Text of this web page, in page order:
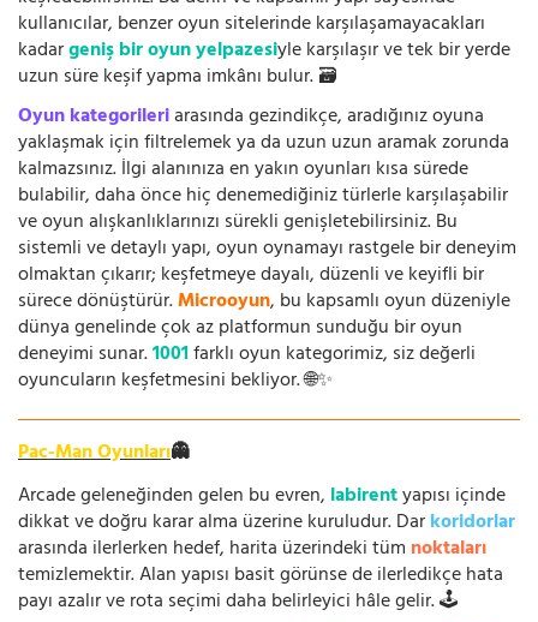
kullanıcılar, benzer oyun sitelerinde karşılaşamayacakları
kadargeniş bir oyun yelpazesiyle karşılaşır ve tek bir yerde
uzun süre keşif yapma imkânı bulur. 🗃️
Oyun kategorileriarasında gezindikçe, aradığınız oyuna
yaklaşmak için filtrelemek ya da uzun uzun aramak zorunda
kalmazsınız. İlgi alanınıza en yakın oyunları kısa sürede
bulabilir, daha önce hiç denemediğiniz türlerle karşılaşabilir
ve oyun alışkanlıklarınızı sürekli genişletebilirsiniz. Bu
sistemli ve detaylı yapı, oyun oynamayı rastgele bir deneyim
olmaktan çıkarır; keşfetmeye dayalı, düzenli ve keyifli bir
sürece dönüştürür.Microoyun, bu kapsamlı oyun düzeniyle
dünya genelinde çok az platformun sunduğu bir oyun
deneyimi sunar.1001farklı oyun kategorimiz, siz değerli
oyuncuların keşfetmesini bekliyor. 🌐✨
Pac-Man Oyunları👻
Arcade geleneğinden gelen bu evren, labirentyapısı içinde
dikkat ve doğru karar alma üzerine kuruludur. Darkoridorlar
arasında ilerlerken hedef, harita üzerindeki tüm noktaları
temizlemektir. Alan yapısı basit görünse de ilerledikçe hata
payı azalır ve rota seçimi daha belirleyici hâle gelir. 🕹️